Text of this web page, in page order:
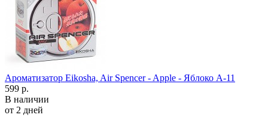
Ароматизатор Eikosha, Air Spencer - Apple - Яблоко A-11
599 р.
В наличии
от 2 дней